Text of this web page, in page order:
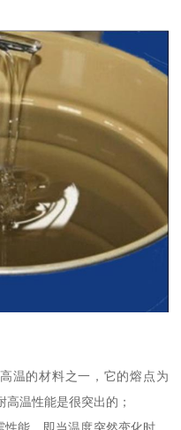
温的材料之一，它的熔点为
温性能是很突出的；
能，即当温度突然变化时，